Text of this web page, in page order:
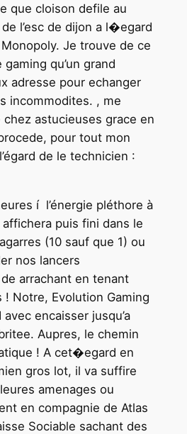
que cloison defile au
de l’esc de dijon a l�egard
Je trouve de ce
gaming qu’un grand
adresse pour echanger
incommodites. , me
chez astucieuses grace en
pour tout mon
de le technicien :
í l’énergie pléthore à
affichera puis fini dans le
(10 sauf que 1) ou
nos lancers
arrachant en tenant
! Notre, Evolution Gaming
encaisser jusqu’a
Aupres, le chemin
! A cet�egard en
gros lot, il va suffire
amenages ou
en compagnie de Atlas
Sociable sachant des